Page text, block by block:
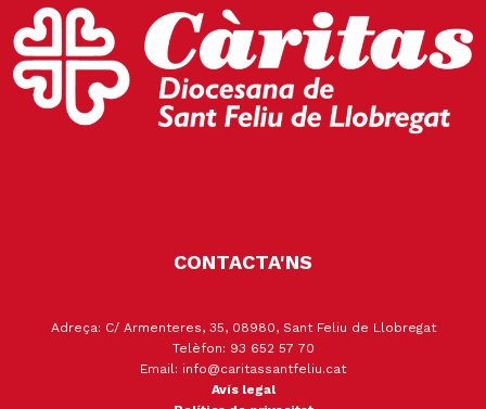
CONTACTA'NS
Adreça: C/ Armenteres, 35, 08980, Sant Feliu de Llobregat
Telèfon: 93 652 57 70
Email: info@caritassantfeliu.cat
Avís legal